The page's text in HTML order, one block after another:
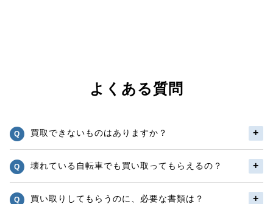
よくある質問
買取できないものはありますか？
壊れている自転車でも買い取ってもらえるの？
買い取りしてもらうのに、必要な書類は？